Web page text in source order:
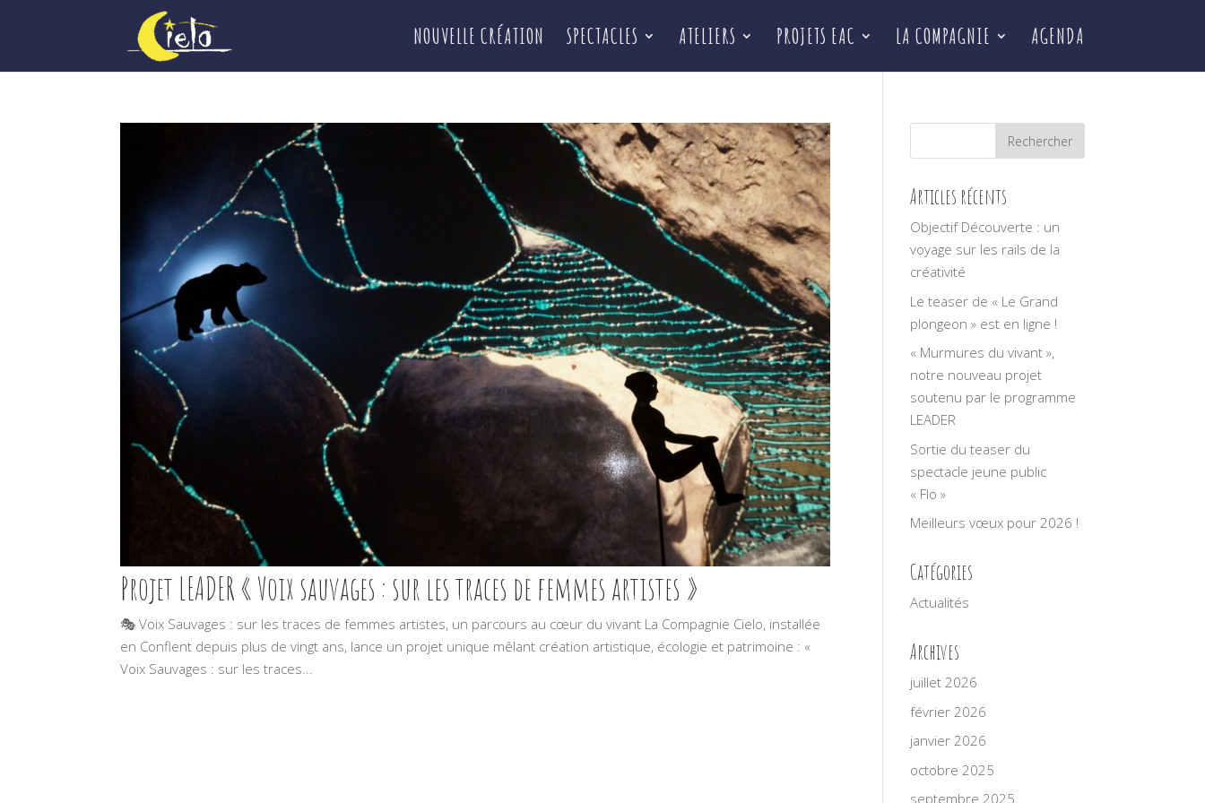
NOUVELLE CRÉATION SPECTACLES ATELIERS PROJETS EAC LA COMPAGNIE AGENDA
Projet LEADER « Voix sauvages : sur les traces de femmes artistes »
🎭 Voix Sauvages : sur les traces de femmes artistes, un parcours au cœur du vivant La Compagnie Cielo, installée
en Conflent depuis plus de vingt ans, lance un projet unique mêlant création artistique, écologie et patrimoine : «
Voix Sauvages : sur les traces...
Articles récents
Objectif Découverte : un
voyage sur les rails de la
créativité
Le teaser de « Le Grand
plongeon » est en ligne !
« Murmures du vivant »,
notre nouveau projet
soutenu par le programme
LEADER
Sortie du teaser du
spectacle jeune public
« Flo »
Meilleurs vœux pour 2026 !
Catégories
Actualités
Archives
juillet 2026
février 2026
janvier 2026
octobre 2025
septembre 2025